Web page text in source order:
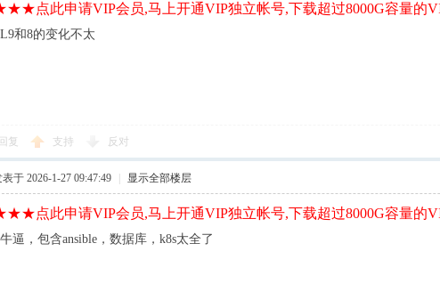
点此申请VIP会员,马上开通VIP独立帐号,下载超过8000G容量
和8的变化不太
回复 支持 反对
表于 2026-1-27 09:47:49 显示全部楼层
点此申请VIP会员,马上开通VIP独立帐号,下载超过8000G容量
逼，包含ansible，数据库，k8s太全了